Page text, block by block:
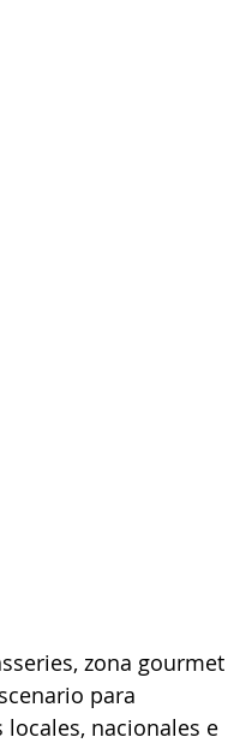
zona gourmet
para
nacionales e